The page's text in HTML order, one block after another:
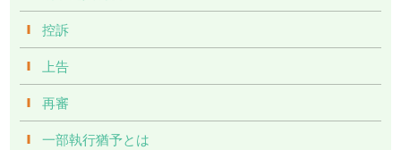
控訴
上告
再審
一部執行猶予とは